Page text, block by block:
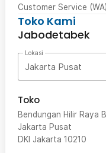
Customer Service
Toko Kami
Jabodetabek
Lokasi
Jakarta Pusat
Toko
Bendungan Hilir Raya
Jakarta Pusat
DKI Jakarta 10210